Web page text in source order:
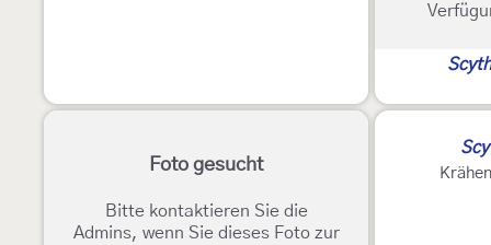
Foto gesucht
Bitte kontaktieren Sie die
Admins, wenn Sie dieses Foto zur